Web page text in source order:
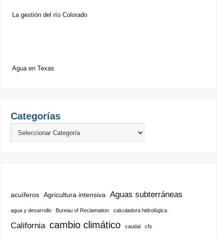
La gestión del río Colorado
Agua en Texas
Categorías
acuíferos Agricultura intensiva Aguas subterráneas
agua y desarrollo Bureau of Reclamation calculadora hidrológica
California cambio climático caudal cfs